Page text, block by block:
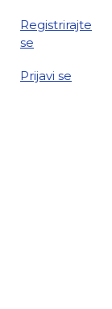
Registrirajte
se
Prijavi se